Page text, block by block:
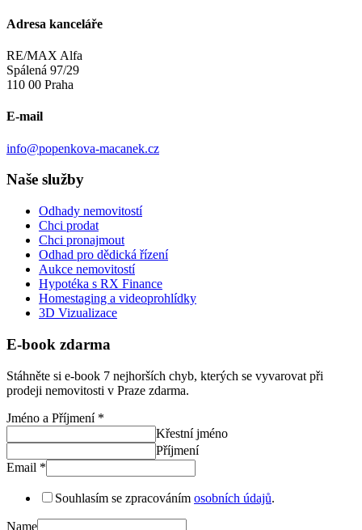
Adresa kanceláře
RE/MAX Alfa
Spálená 97/29
110 00 Praha
E-mail
info@popenkova-macanek.cz
Naše služby
Odhady nemovitostí
Chci prodat
Chci pronajmout
Odhad pro dědická řízení
Aukce nemovitostí
Hypotéka s RX Finance
Homestaging a videoprohlídky
3D Vizualizace
E-book zdarma
Stáhněte si e-book 7 nejhorších chyb, kterých se vyvarovat při
prodeji nemovitosti v Praze zdarma.
Jméno a Příjmení *
Křestní jméno
Příjmení
Email *
Souhlasím se zpracováním osobních údajů.
Name